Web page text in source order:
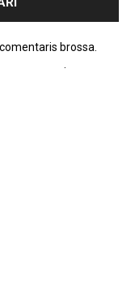
brossa.